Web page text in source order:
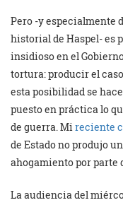
Pero -y especialmente
historial de Haspel- es
insidioso en el
tortura: producir el
esta posibilidad se
puesto en práctica lo
de guerra. Mireciente
de Estado no produjo
ahogamiento por parte
La audiencia del